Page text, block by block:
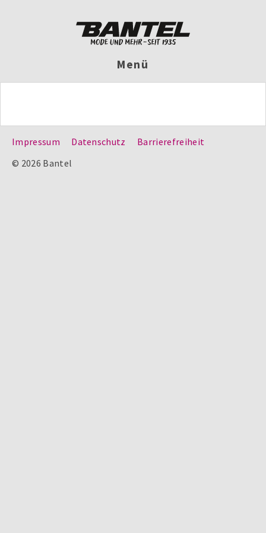
Menü
Impressum Datenschutz
Barrierefreiheit
© 2026 Bantel